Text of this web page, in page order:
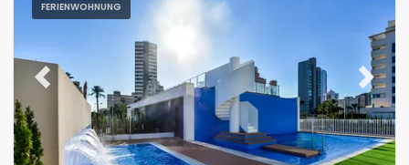
FERIENWOHNUNG
Previous Next